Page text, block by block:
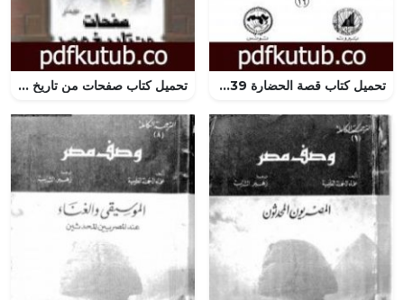
تحميل كتاب قصة الحضارة 39 – المجلد العاشر – ج1: روسو والثورة PDF تأليف ول ديورانت مجانا [كامل] تحميل كتاب صفحات من تاريخ مصر PDF تأليف يحيى حقي مجانا [كامل]